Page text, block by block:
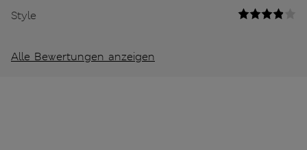
Style
Alle Bewertungen anzeigen